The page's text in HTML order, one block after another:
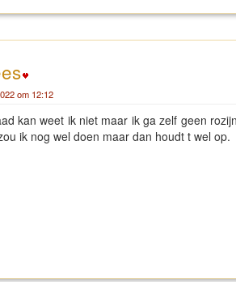
om 12:12
kan weet ik niet maar ik ga zelf geen
ik nog wel doen maar dan houdt t wel op.